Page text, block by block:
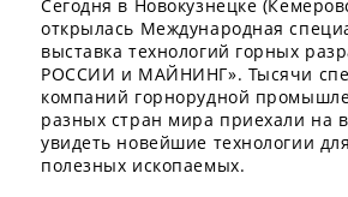
Сегодня в Новокузнецке
открылась Международная
выставка технологий горных
РОССИИ и МАЙНИНГ». Тысячи
компаний горнорудной
разных стран мира приехали на
увидеть новейшие технологии
полезных ископаемых.